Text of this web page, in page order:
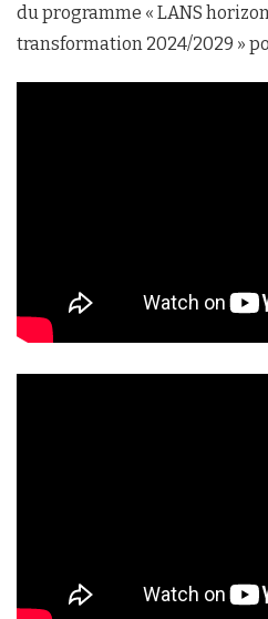
du programme « LANS
transformation 2024/2029 »